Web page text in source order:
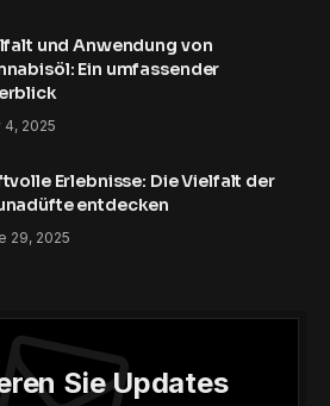
und Anwendung von
Ein umfassender
4, 2025
Erlebnisse: Die Vielfalt der
entdecken
29, 2025
Sie Updates